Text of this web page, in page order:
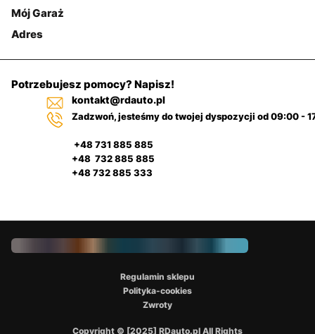
Mój Garaż
Adres
Potrzebujesz pomocy? Napisz!
kontakt@rdauto.pl
Zadzwoń, jesteśmy do twojej dyspozycji od 09:00 -
+48 731 885 885
+48 732 885 885
+48 732 885 333
Copyright © [2025] RDauto.pl All Rights
Regulamin sklepu
Polityka-cookies
Zwroty